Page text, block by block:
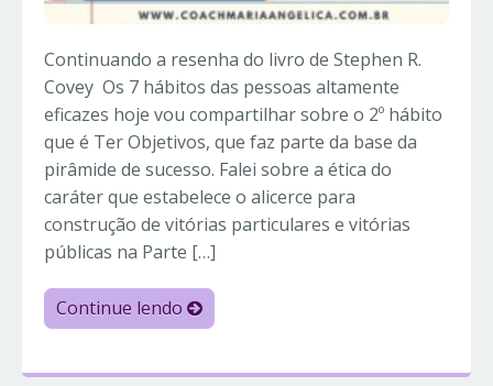
Continuando a resenha do livro de Stephen R.
Covey Os 7 hábitos das pessoas altamente
eficazes hoje vou compartilhar sobre o 2º hábito
que é Ter Objetivos, que faz parte da base da
pirâmide de sucesso. Falei sobre a ética do
caráter que estabelece o alicerce para
construção de vitórias particulares e vitórias
públicas na Parte […]
Continue lendo